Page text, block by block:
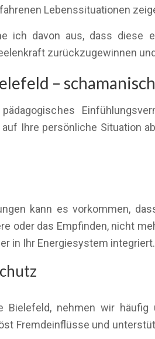
Lebenssituationen
ich davon aus, dass diese
zurückzugewinnen
–
Ihre persönliche Situation
kann es vorkommen,
oder das Empfinden, nicht
in Ihr Energiesystem integriert.
nehmen wir
Fremdeinflüsse und